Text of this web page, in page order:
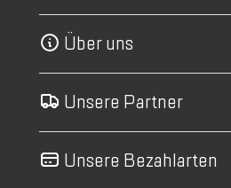
Über uns
Unsere Partner
Unsere Bezahlarten